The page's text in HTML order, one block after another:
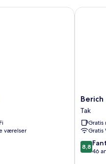
værelser
Berich
Hotel
Tak
Tak
Gratis
Gratis
8.8
ud
8,8
46
Berich